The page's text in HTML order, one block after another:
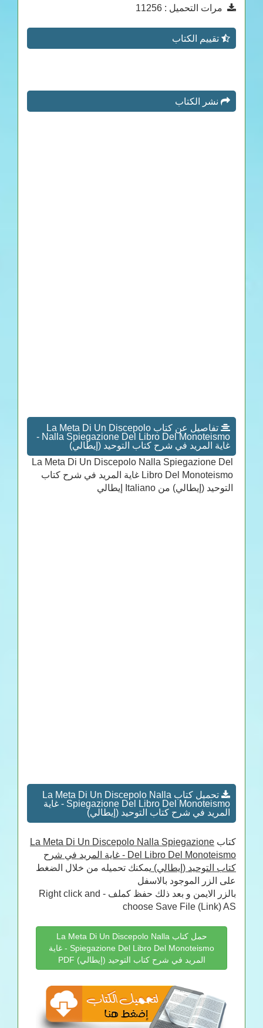
مرات التحميل : 11256
تقييم الكتاب
نشر الكتاب
تفاصيل عن كتاب La Meta Di Un Discepolo
Nalla Spiegazione Del Libro Del Monoteismo -
غاية المريد في شرح كتاب التوحيد (إيطالي)
La Meta Di Un Discepolo Nalla Spiegazione Del
Libro Del Monoteismo غاية المريد في شرح كتاب
التوحيد (إيطالي) من Italiano إيطالي
تحميل كتاب La Meta Di Un Discepolo Nalla
Spiegazione Del Libro Del Monoteismo - غاية
المريد في شرح كتاب التوحيد (إيطالي)
كتاب La Meta Di Un Discepolo Nalla Spiegazione
Del Libro Del Monoteismo - غاية المريد في شرح
كتاب التوحيد (إيطالي) يمكنك تحميله من خلال الضغط
على الزر الموجود بالاسفل
بالزر الايمن و بعد ذلك حفظ كملف - Right click and
choose Save File (Link) AS
حمل كتاب La Meta Di Un Discepolo Nalla
Spiegazione Del Libro Del Monoteismo - غاية
المريد في شرح كتاب التوحيد (إيطالي) PDF